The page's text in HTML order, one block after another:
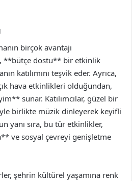
birçok avantajı
**bütçe dostu** bir etkinlik
katılımını teşvik eder. Ayrıca,
hava etkinlikleri olduğundan,
sunar. Katılımcılar, güzel bir
birlikte müzik dinleyerek keyifli
yanı sıra, bu tür etkinlikler,
ve sosyal çevreyi genişletme
şehrin kültürel yaşamına renk